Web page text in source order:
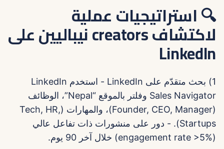
🔍 استراتيجيات عملية
لاكتشاف creators نيباليين على
LinkedIn
1) بحث متقدّم على LinkedIn - استخدم LinkedIn
Sales Navigator وفلتر بالموقع “Nepal”، الوظائف
(Founder, CEO, Manager)، والمهارات (Tech, HR,
Startups). - دور على منشورات ذات تفاعل عالي
(engagement rate >5%) خلال آخر 90 يوم.